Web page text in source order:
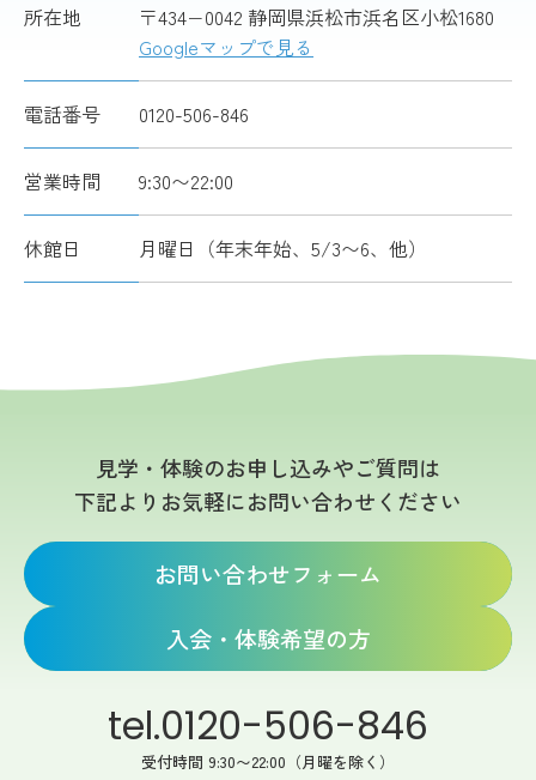
所在地
〒434−0042 静岡県浜松市浜名区小松1680
Googleマップで見る
電話番号 0120-506-846
営業時間 9:30〜22:00
休館日 月曜日（年末年始、5/3〜6、他）
見学・体験のお申し込みやご質問は
下記よりお気軽にお問い合わせください
お問い合わせフォーム
入会・体験希望の方
tel.0120-506-846
受付時間 9:30〜22:00（月曜を除く）